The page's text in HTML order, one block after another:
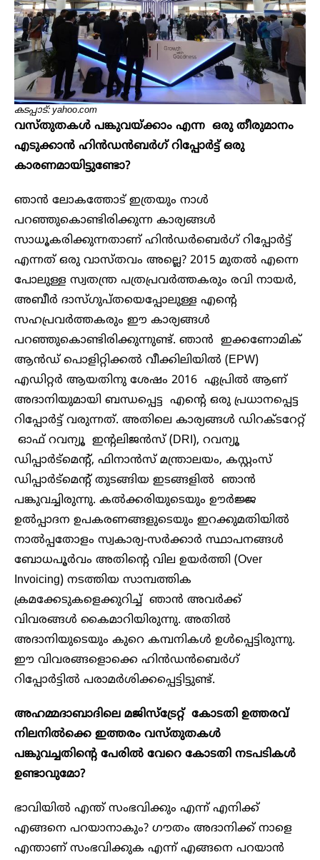
കടപ്പാട്: yahoo.com
വസ്തുതകൾ പങ്കുവയ്ക്കാം എന്ന ഒരു തീരുമാനം
എടുക്കാൻ ഹിൻഡൻബർഗ് റിപ്പോർട്ട് ഒരു
കാരണമായിട്ടുണ്ടോ?
ഞാൻ ലോകത്തോട് ഇത്രയും നാൾ
പറഞ്ഞുകൊണ്ടിരിക്കുന്ന കാര്യങ്ങൾ
സാധൂകരിക്കുന്നതാണ് ഹിൻഡർബെർഗ് റിപ്പോർട്ട്
എന്നത് ഒരു വാസ്തവം അല്ലെ? 2015 മുതൽ എന്നെ
പോലുള്ള സ്വതന്ത്ര പത്രപ്രവർത്തകരും രവി നായർ,
അബീർ ദാസ്ഗുപ്തയെപ്പോലുള്ള എന്റെ
സഹപ്രവർത്തകരും ഈ കാര്യങ്ങൾ
പറഞ്ഞുകൊണ്ടിരിക്കുന്നുണ്ട്. ഞാൻ ഇക്കണോമിക്
ആൻഡ് പൊളിറ്റിക്കൽ വീക്കിലിയിൽ (EPW)
എഡിറ്റർ ആയതിനു ശേഷം 2016 ഏപ്രിൽ ആണ്
അദാനിയുമായി ബന്ധപ്പെട്ട എന്റെ ഒരു പ്രധാനപ്പെട്ട
റിപ്പോർട്ട് വരുന്നത്. അതിലെ കാര്യങ്ങൾ ഡിറക്ടറേറ്റ്‌
ഓഫ് റവന്യൂ ഇന്റലിജൻസ് (DRI), റവന്യൂ
ഡിപ്പാർട്മെന്റ്, ഫിനാൻസ് മന്ത്രാലയം, കസ്റ്റംസ്
ഡിപ്പാർട്മെന്റ് തുടങ്ങിയ ഇടങ്ങളിൽ ഞാൻ
പങ്കുവച്ചിരുന്നു. കൽക്കരിയുടെയും ഊർജ്ജ
ഉൽപ്പാദന ഉപകരണങ്ങളുടെയും ഇറക്കുമതിയിൽ
നാൽപ്പതോളം സ്വകാര്യ-സർക്കാർ സ്ഥാപനങ്ങൾ
ബോധപൂർവം അതിന്റെ വില ഉയർത്തി (Over
Invoicing) നടത്തിയ സാമ്പത്തിക
ക്രമക്കേടുകളെക്കുറിച്ച് ഞാൻ അവർക്ക്
വിവരങ്ങൾ കൈമാറിയിരുന്നു. അതിൽ
അദാനിയുടെയും കുറെ കമ്പനികൾ ഉൾപ്പെട്ടിരുന്നു.
ഈ വിവരങ്ങളൊക്കെ ഹിൻഡൻബെർഗ്
റിപ്പോർട്ടിൽ പരാമർശിക്കപ്പെട്ടിട്ടുണ്ട്.
അഹമ്മദാബാദിലെ മജിസ്‌ട്രേറ്റ് കോടതി ഉത്തരവ്
നിലനിൽക്കെ ഇത്തരം വസ്തുതകൾ
പങ്കുവച്ചതിന്റെ പേരിൽ വേറെ കോടതി നടപടികൾ
ഉണ്ടാവുമോ?
ഭാവിയിൽ എന്ത് സംഭവിക്കും എന്ന് എനിക്ക്
എങ്ങനെ പറയാനാകും? ഗൗതം അദാനിക്ക് നാളെ
എന്താണ് സംഭവിക്കുക എന്ന് എങ്ങനെ പറയാൻ